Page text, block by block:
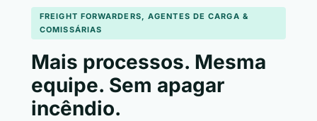
FREIGHT FORWARDERS, AGENTES DE CARGA &
COMISSÁRIAS
Mais processos. Mesma
equipe. Sem apagar
incêndio.